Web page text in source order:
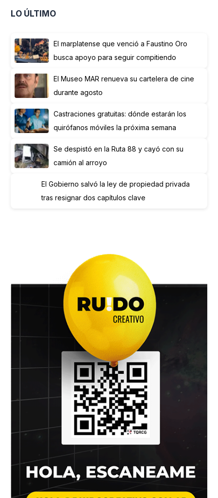
LO ÚLTIMO
El marplatense que venció a Faustino Oro
busca apoyo para seguir compitiendo
El Museo MAR renueva su cartelera de cine
durante agosto
Castraciones gratuitas: dónde estarán los
quirófanos móviles la próxima semana
Se despistó en la Ruta 88 y cayó con su
camión al arroyo
El Gobierno salvó la ley de propiedad privada
tras resignar dos capítulos clave